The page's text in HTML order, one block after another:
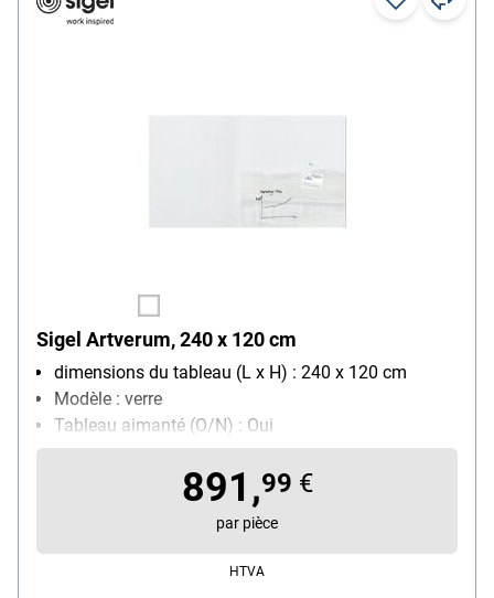
Sigel Artverum, 240 x 120 cm
dimensions du tableau (L x H) : 240 x 120 cm
Modèle : verre
Tableau aimanté (O/N) : Oui
Avec porte-marqueurs : Non
891,99 €
par pièce
HTVA